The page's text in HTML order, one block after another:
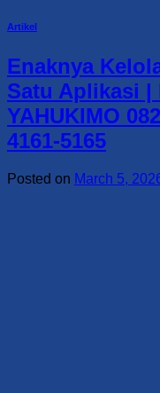
Artikel
Enaknya
Satu Aplikasi |
YAHUKIMO
4161-5165
Posted on March 5,